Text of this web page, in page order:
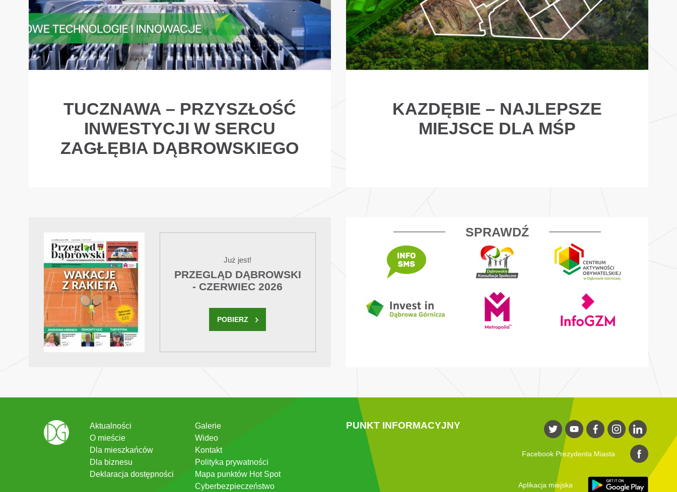
TUCZNAWA – PRZYSZŁOŚĆ
INWESTYCJI W SERCU
ZAGŁĘBIA DĄBROWSKIEGO
KAZDĘBIE – NAJLEPSZE
MIEJSCE DLA MŚP
Już jest!
PRZEGLĄD DĄBROWSKI
- CZERWIEC 2026
POBIERZ
SPRAWDŹ
Aktualności
O mieście
Dla mieszkańców
Dla biznesu
Deklaracja dostępności
Galerie
Wideo
Kontakt
Polityka prywatności
Mapa punktów Hot Spot
Cyberbezpieczeństwo
PUNKT INFORMACYJNY
Facebook Prezydenta Miasta
Aplikacja miejska